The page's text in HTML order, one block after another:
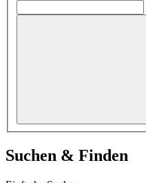
Suchen & Finden